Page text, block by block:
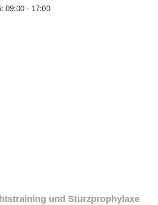
09:00 - 17:00
und Sturzprophylaxe